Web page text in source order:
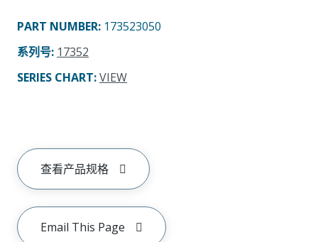
PART NUMBER: 173523050
系列号: 17352
SERIES CHART:VIEW
查看产品规格
Email This Page